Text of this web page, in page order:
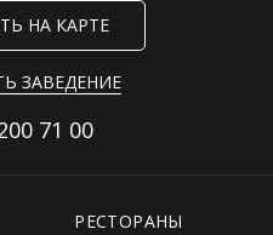
НА КАРТЕ
ЗАВЕДЕНИЕ
71 00
РЕСТОРАНЫ